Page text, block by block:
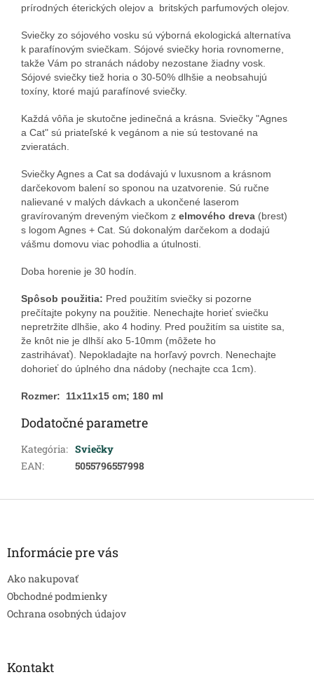
prírodných éterických olejov a britských parfumových olejov.
Sviečky zo sójového vosku sú výborná ekologická alternatíva
k parafínovým sviečkam. Sójové sviečky horia rovnomerne,
takže Vám po stranách nádoby nezostane žiadny vosk.
Sójové sviečky tiež horia o 30-50% dlhšie a neobsahujú
toxíny, ktoré majú parafínové sviečky.
Každá vôňa je skutočne jedinečná a krásna. Sviečky "Agnes
a Cat" sú priateľské k vegánom a nie sú testované na
zvieratách.
Sviečky Agnes a Cat sa dodávajú v luxusnom a krásnom
darčekovom balení so sponou na uzatvorenie. Sú ručne
nalievané v malých dávkach a ukončené laserom
gravírovaným dreveným viečkom z elmového dreva (brest)
s logom Agnes + Cat. Sú dokonalým darčekom a dodajú
vášmu domovu viac pohodlia a útulnosti.
Doba horenie je 30 hodín.
Spôsob použitia: Pred použitím sviečky si pozorne
prečítajte pokyny na použitie. Nenechajte horieť sviečku
nepretržite dlhšie, ako 4 hodiny. Pred použitím sa uistite sa,
že knôt nie je dlhší ako 5-10mm (môžete ho
zastrihávať). Nepokladajte na horľavý povrch. Nenechajte
dohorieť do úplného dna nádoby (nechajte cca 1cm).
Rozmer: 11x11x15 cm; 180 ml
Dodatočné parametre
Kategória: Sviečky
EAN: 5055796557998
Z
Informácie pre vás
Ako nakupovať
Obchodné podmienky
Ochrana osobných údajov
Kontakt